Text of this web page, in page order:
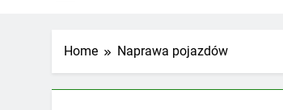
Home Naprawa pojazdów